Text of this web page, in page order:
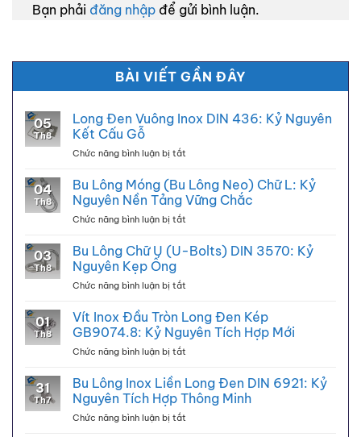
Bạn phải đăng nhập để gửi bình luận.
BÀI VIẾT GẦN ĐÂY
05
Th8
Long Đen Vuông Inox DIN 436: Kỷ Nguyên
Kết Cấu Gỗ
Chức năng bình luận bị tắt
Đen
Vuông
Inox
Kỷ
04
Th8
Bu Lông Móng (Bu Lông Neo) Chữ L: Kỷ
Nguyên Nền Tảng Vững Chắc
Chức năng bình luận bị tắt
Lông
Móng
Chữ
L:
Kỷ
Tảng
Vững
03
Th8
Bu Lông Chữ U (U-Bolts) DIN 3570: Kỷ
Nguyên Kẹp Ống
Chức năng bình luận bị tắt
Chữ
U
DIN
3570:
01
Th8
Vít Inox Đầu Tròn Long Đen Kép
GB9074.8: Kỷ Nguyên Tích Hợp Mới
Chức năng bình luận bị tắt
Inox
Đầu
Tròn
31
Th7
Bu Lông Inox Liền Long Đen DIN 6921: Kỷ
Nguyên Tích Hợp Thông Minh
Chức năng bình luận bị tắt